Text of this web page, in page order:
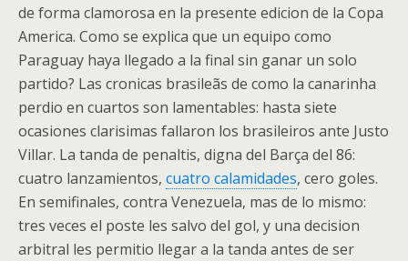
de forma clamorosa en la presente edicion de la Copa
America. Como se explica que un equipo como
Paraguay haya llegado a la final sin ganar un solo
partido? Las cronicas brasileãs de como la canarinha
perdio en cuartos son lamentables: hasta siete
ocasiones clarisimas fallaron los brasileiros ante Justo
Villar. La tanda de penaltis, digna del Barça del 86:
cuatro lanzamientos, cuatro calamidades, cero goles.
En semifinales, contra Venezuela, mas de lo mismo:
tres veces el poste les salvo del gol, y una decision
arbitral les permitio llegar a la tanda antes de ser